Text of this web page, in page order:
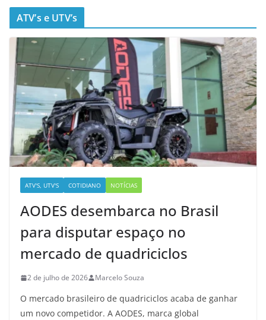
ATV’s e UTV’s
ATV'S, UTV'S COTIDIANO NOTÍCIAS
AODES desembarca no Brasil
para disputar espaço no
mercado de quadriciclos
2 de julho de 2026 Marcelo Souza
O mercado brasileiro de quadriciclos acaba de ganhar
um novo competidor. A AODES, marca global